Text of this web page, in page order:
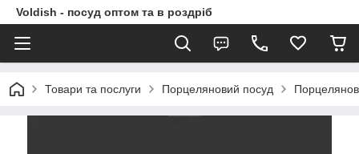
Voldish - посуд оптом та в роздріб
Товари та послуги Порцеляновий посуд